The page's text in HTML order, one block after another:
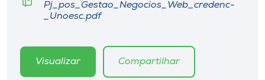
Biblioteca
Editora
Pj_pos_Gestao_Negocios_Web_credenc-
_Unoesc.pdf
Visualizar Compartilhar